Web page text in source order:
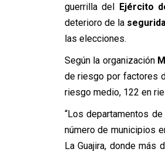
guerrilla del Ejército
deterioro de la
las elecciones.
Según la organización
de riesgo por factores
riesgo medio, 122 en
“Los departamentos de
número de municipios
La Guajira, donde